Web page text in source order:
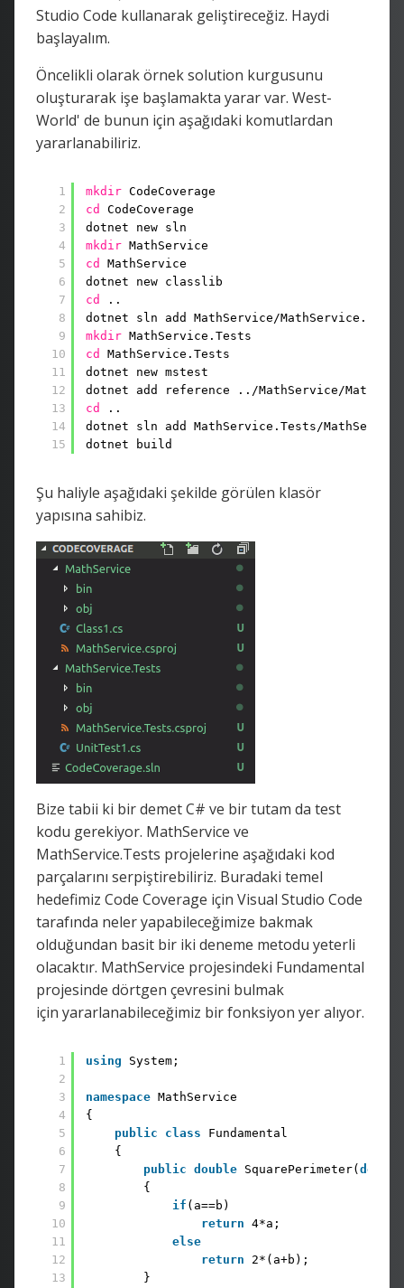
Studio Code kullanarak geliştireceğiz. Haydi
başlayalım.
Öncelikli olarak örnek solution kurgusunu
oluşturarak işe başlamakta yarar var. West-
World' de bunun için aşağıdaki komutlardan
yararlanabiliriz.
1
2
3
4
5
6
7
8
9
10
11
12
13
14
15
mkdir CodeCoverage
cd
CodeCoverage
dotnet new sln
mkdir MathService
cd
MathService
dotnet new classlib
cd
..
dotnet sln add MathService/MathService
mkdir MathService.Tests
cd
MathService.Tests
dotnet new mstest
dotnet add reference .. /MathService/
cd
..
dotnet sln add MathService.Tests/MathService
dotnet build
Şu haliyle aşağıdaki şekilde görülen klasör
yapısına sahibiz.
Bize tabii ki bir demet C# ve bir tutam da test
kodu gerekiyor. MathService ve
MathService.Tests projelerine aşağıdaki kod
parçalarını serpiştirebiliriz. Buradaki temel
hedefimiz Code Coverage için Visual Studio Code
tarafında neler yapabileceğimize bakmak
olduğundan basit bir iki deneme metodu yeterli
olacaktır. MathService projesindeki Fundamental
projesinde dörtgen çevresini bulmak
için yararlanabileceğimiz bir fonksiyon yer alıyor.
1
2
3
4
5
6
7
8
9
10
11
12
13
using System;
namespace MathService
{
public
class
Fundamental
{
public double SquarePerimeter( double
{
if (a==b)
return 4*a;
else
return
2*(a+b);
}